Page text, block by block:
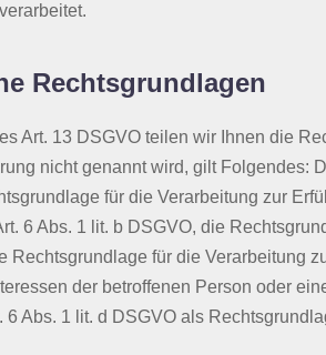
Rechtsgrundlagen
Art. 13 DSGVO teilen wir Ihnen die
nicht genannt wird, gilt Folgendes:
für die Verarbeitung zur
6 Abs. 1 lit. b DSGVO, die
Rechtsgrundlage für die Verarbeitung
der betroffenen Person oder
6 Abs. 1 lit. d DSGVO als